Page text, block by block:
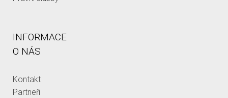
INFORMACE
O NÁS
Kontakt
Partneři